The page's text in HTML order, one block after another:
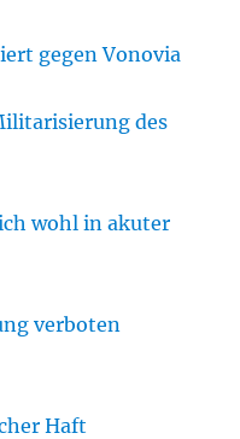
gegen Vonovia
des
wohl in akuter
verboten
Haft